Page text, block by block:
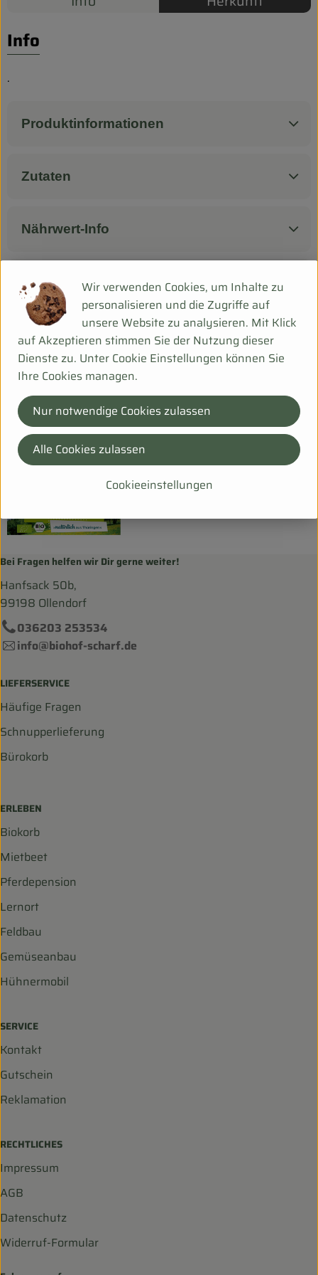
Pferdepension & Reitbetrieb
Info
.
Produktinformationen
Zutaten
Nährwert-Info
Produktdatenblatt
Herkunft
Hersteller: DIB
Deutschland
Die Bio-Wurst
Bei Fragen helfen wir Dir gerne weiter!
Hanfsack 50b,
99198 Ollendorf
036203 253534
info@biohof-scharf.de
LIEFERSERVICE
Häufige Fragen
Schnupperlieferung
Bürokorb
ERLEBEN
Biokorb
Mietbeet
Pferdepension
Lernort
Feldbau
Gemüseanbau
Hühnermobil
SERVICE
Kontakt
Gutschein
Reklamation
RECHTLICHES
Impressum
AGB
Datenschutz
Widerruf-Formular
Wir verwenden Cookies, um Inhalte zu
personalisieren und die Zugriffe auf
unsere Website zu analysieren. Mit Klick
auf Akzeptieren stimmen Sie der Nutzung dieser
Dienste zu. Unter Cookie Einstellungen können Sie
Ihre Cookies managen.
Cookieeinstellungen
Nur notwendige Cookies zulassen
Alle Cookies zulassen